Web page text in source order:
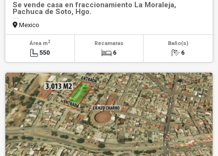
Se vende casa en fraccionamiento La Moraleja,
Pachuca de Soto, Hgo.
Mexico
Área m2
550
Recamaras
6
Baño(s)
6